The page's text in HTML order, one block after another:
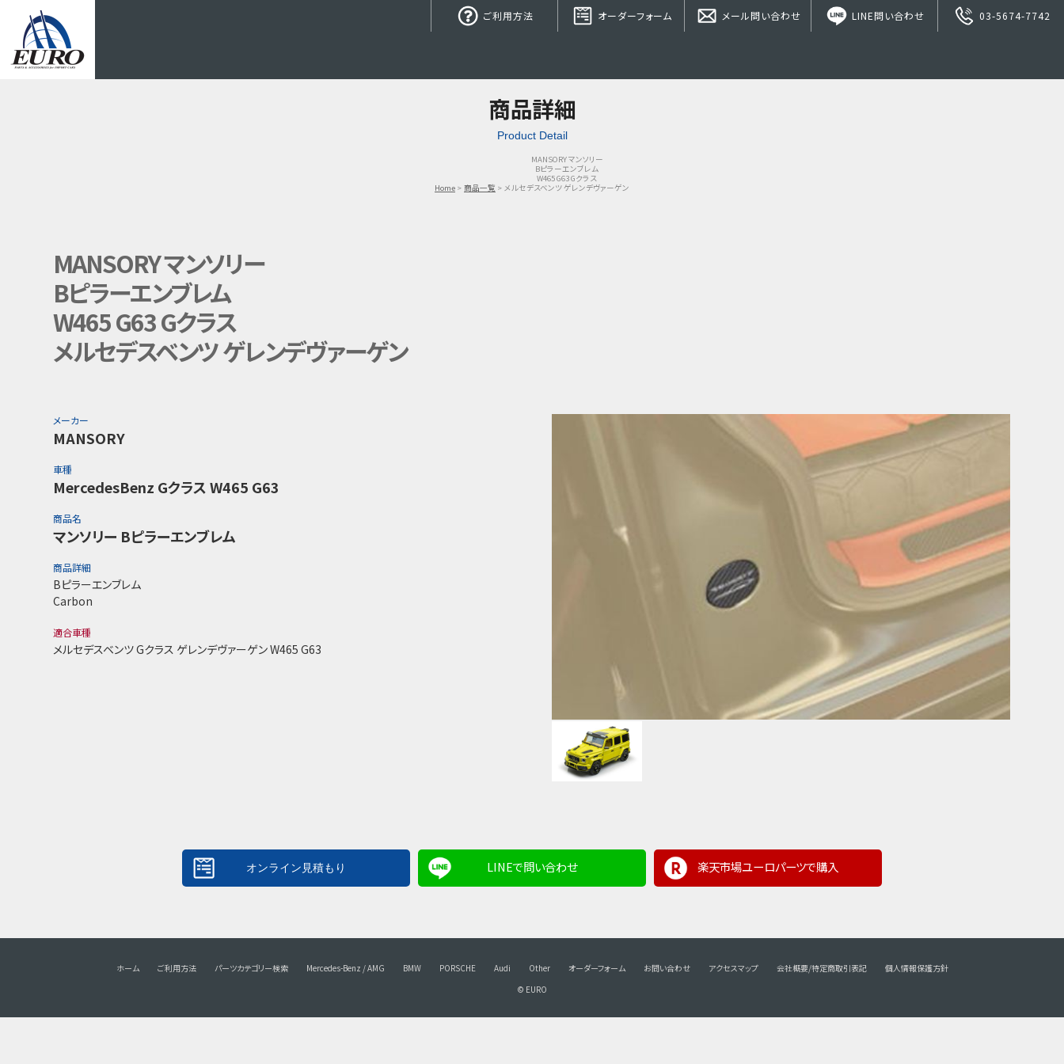
ご利用方法 オーダーフォーム メール問い合わせ LINE問い合わせ 03-5674-7742
商品詳細
Product Detail
Home 商品一覧
MANSORY マンソリー
Bピラーエンブレム
W465 G63 Gクラス
メルセデスベンツ ゲレンデヴァーゲン
MANSORY マンソリー
Bピラーエンブレム
W465 G63 Gクラス
メルセデスベンツ ゲレンデヴァーゲン
メーカー
MANSORY
車種
MercedesBenz Gクラス W465 G63
商品名
マンソリー Bピラーエンブレム
商品詳細
Bピラーエンブレム
Carbon
適合車種
メルセデスベンツ Gクラス ゲレンデヴァーゲン W465 G63
LINEで問い合わせ 楽天市場ユーロパーツで購入
ホーム ご利用方法 パーツカテゴリー検索 Mercedes-Benz / AMG BMW PORSCHE Audi Other オーダーフォーム お問い合わせ アクセスマップ 会社概要/特定商取引表記
個人情報保護方針
© EURO